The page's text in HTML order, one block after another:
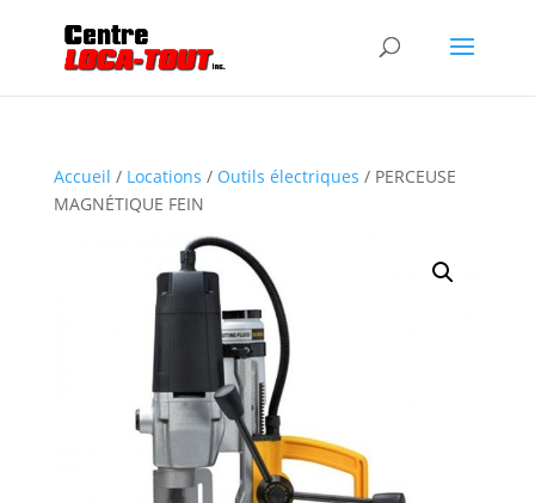
Accueil / Locations / Outils électriques / PERCEUSE
MAGNÉTIQUE FEIN